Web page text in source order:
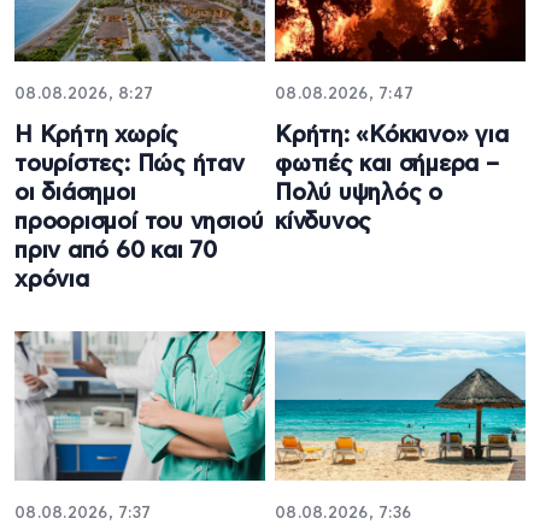
08.08.2026, 8:27
Η Κρήτη χωρίς
τουρίστες: Πώς ήταν
οι διάσημοι
προορισμοί του νησιού
πριν από 60 και 70
χρόνια
08.08.2026, 7:47
Κρήτη: «Κόκκινο» για
φωτιές και σήμερα –
Πολύ υψηλός ο
κίνδυνος
08.08.2026, 7:37 08.08.2026, 7:36